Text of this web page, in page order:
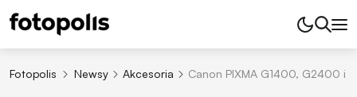
Fotopolis Newsy Akcesoria Canon PIXMA G1400, G2400 i